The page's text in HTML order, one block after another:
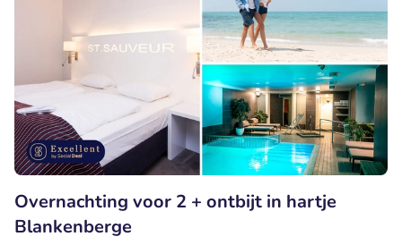
Overnachting voor 2 + ontbijt in hartje
Blankenberge